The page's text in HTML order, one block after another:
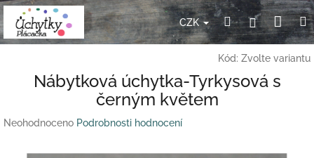
Přejít
na
obsah
CZK HledatPřihlášení
Kód: Zvolte variantu
Nábytková úchytka-Tyrkysová s
černým květem
Průměrné
Neohodnoceno Podrobnosti hodnocení